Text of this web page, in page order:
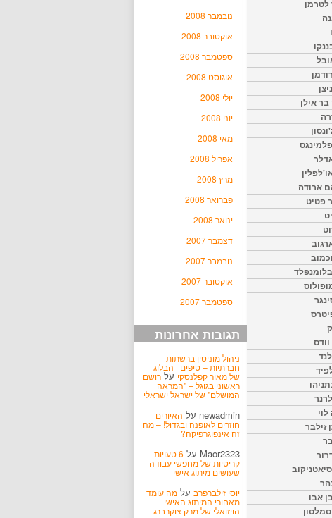
נובמבר 2008
אוקטובר 2008
ספטמבר 2008
אוגוסט 2008
יולי 2008
יוני 2008
מאי 2008
אפריל 2008
מרץ 2008
פברואר 2008
ינואר 2008
דצמבר 2007
נובמבר 2007
אוקטובר 2007
ספטמבר 2007
תגובות אחרונות
ניהול מוניטין ברשתות
חברתיות – טיפים | הבלוג
של מאור קפלנסקיעל רושם
ראשוני בגוגל – "המראה
המושלם" של ישראל ישראלי
newadmin על האיורים
חוזרים לאופנה ובגדול! – מה
זה אינפוגרפיקה?
Maor2323 על 6 טעויות
קריטיות של מחפשי עבודה
שעושים מיתוג אישי
יוסי זילברפרב על מה עומד
מאחורי המיתוג האישי
הויזואלי של מרק צוקרברג
לטרמן
אילן
ארודה
פטיט
זילבר
אבו